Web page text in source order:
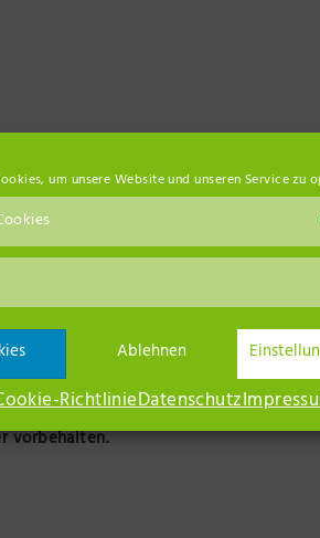
um unsere Website und unseren Service zu
Ablehnen
RichtlinieDatenschutz
gefunden.
Kalender
vorbehalten.